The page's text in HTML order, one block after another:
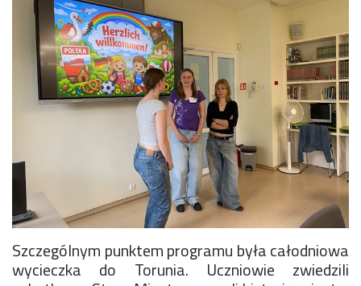
Szczególnym punktem programu była całodniowa
wycieczka do Torunia. Uczniowie zwiedzili